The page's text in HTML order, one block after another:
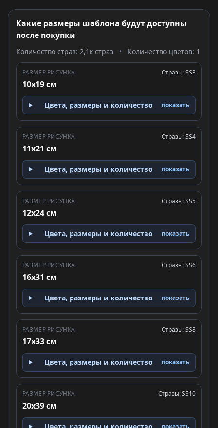
Какие размеры шаблона будут доступны
после покупки
Количество страз: 2,1к страз • Количество цветов: 1
РАЗМЕР РИСУНКА
10x19 см
Стразы: SS3
Цвета, размеры и количество показать
РАЗМЕР РИСУНКА
11x21 см
Стразы: SS4
Цвета, размеры и количество показать
РАЗМЕР РИСУНКА
12x24 см
Стразы: SS5
Цвета, размеры и количество показать
РАЗМЕР РИСУНКА
16x31 см
Стразы: SS6
Цвета, размеры и количество показать
РАЗМЕР РИСУНКА
17x33 см
Стразы: SS8
Цвета, размеры и количество показать
РАЗМЕР РИСУНКА
20x39 см
Стразы: SS10
показать